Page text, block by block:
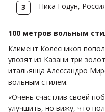
Ника Годун,
100 метров вольным
Климент Колесников
увозят из Казани три
итальянца Алессандро
вольным стилем.
«Очень счастлив своей
улучшить, но вижу, что